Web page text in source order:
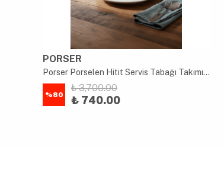
PORSER
Porser Porselen Hitit Servis Tabağı Takımı 26cm 6 Parça
%80
₺ 3,700.00
₺ 740.00